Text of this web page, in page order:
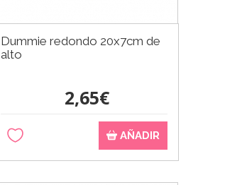
Dummie redondo 20x7cm de
alto
2,65€
AÑADIR